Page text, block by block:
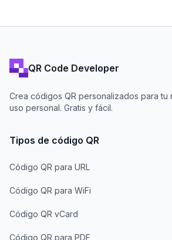
QR Code Developer
Crea códigos QR personalizados para
uso personal. Gratis y fácil.
Tipos de código QR
Código QR para URL
Código QR para WiFi
Código QR vCard
Código QR para PDF